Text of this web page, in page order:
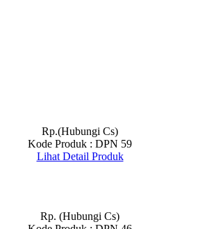
Rp.(Hubungi Cs)
Kode Produk : DPN 59
Lihat Detail Produk
Rp. (Hubungi Cs)